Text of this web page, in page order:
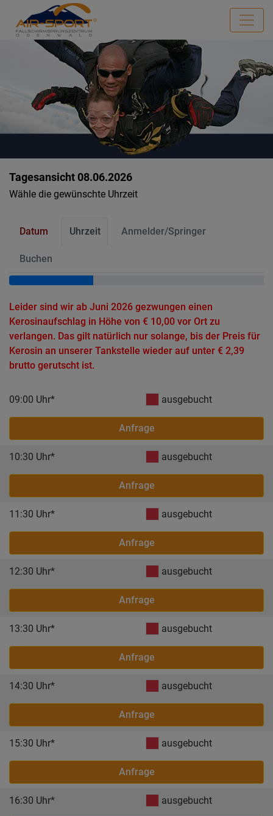
Tagesansicht 08.06.2026
Wähle die gewünschte Uhrzeit
Datum Uhrzeit Anmelder/Springer
Buchen
Leider sind wir ab Juni 2026 gezwungen einen
Kerosinaufschlag in Höhe von € 10,00 vor Ort zu
verlangen. Das gilt natürlich nur solange, bis der Preis für
Kerosin an unserer Tankstelle wieder auf unter € 2,39
brutto gerutscht ist.
09:00 Uhr* ausgebucht
Anfrage
10:30 Uhr* ausgebucht
Anfrage
11:30 Uhr* ausgebucht
Anfrage
12:30 Uhr* ausgebucht
Anfrage
13:30 Uhr* ausgebucht
Anfrage
14:30 Uhr* ausgebucht
Anfrage
15:30 Uhr* ausgebucht
Anfrage
16:30 Uhr* ausgebucht